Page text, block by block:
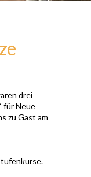
drei
für Neue
zu Gast am